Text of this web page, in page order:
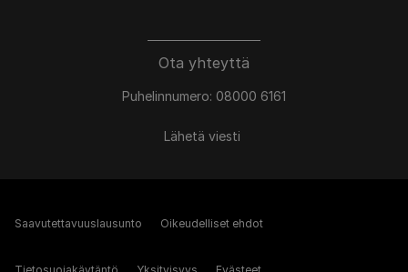
Ota yhteyttä
Puhelinnumero: 08000 6161
Lähetä viesti
Saavutettavuuslausunto Oikeudelliset ehdot